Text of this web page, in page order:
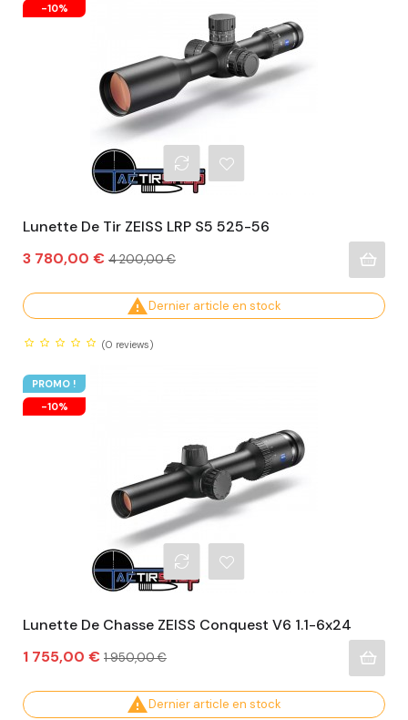
-10%
Lunette De Tir ZEISS LRP S5 525-56
Prix
3 780,00 € Prix
habituel
4 200,00 €
Dernier article en stock
(0 reviews)
PROMO !
-10%
Lunette De Chasse ZEISS Conquest V6 1.1-6x24
Prix
1 755,00 € Prix
1 950,00 €
Dernier article en stock